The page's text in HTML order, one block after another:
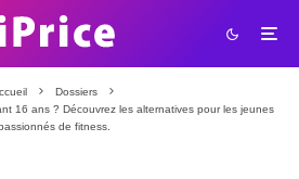
Dossiers
16 ans ? Découvrez les alternatives pour les jeunes
de fitness.